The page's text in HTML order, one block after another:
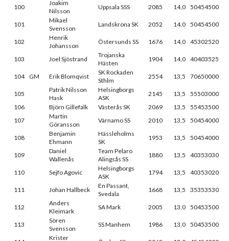
100
Joakim
Nilsson
Uppsala SSS 2085 14,0 50454500
101
Mikael
Svensson
Landskrona SK 2052 14,0 50454500
102
Henrik
Johansson
Östersunds SS 1676 14,0 45302520
103 Joel Sjöstrand
Trojanska
Hästen
1904 14,0 40403525
104 GM Erik Blomqvist
SK Rockaden
Sthlm
2554 13,5 70650000
105
Patrik Nilsson
Hask
Helsingborgs
ASK
2145 13,5
55503000
106
Björn Gillefalk Västerås SK 2069 13,5
55453500
107
Martin
Göransson
Värnamo SS 2010 13,5 50454000
108
Benjamin
Ehmann
Hässleholms
SK
1953 13,5 50454000
109
Daniel
Wallenås
Team Pelaro
Alingsås SS
1880 13,5 40353030
110 Sejfo Agovic
Helsingborgs
ASK
1794 13,5 40353020
111 Johan Hallbeck
En Passant,
Svedala
1668 13,5 35353530
112
Anders
Kleimark
SA Mark 2005 13,0 50453500
113
Sören
Svensson
SS Manhem 1986 13,0 50453500
Krister